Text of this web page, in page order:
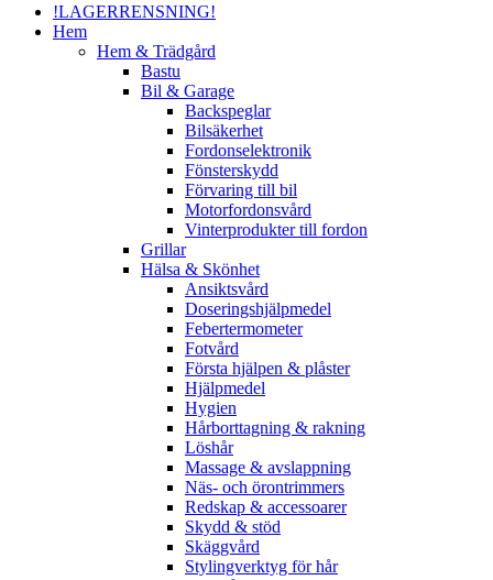
!LAGERRENSNING!
Hem
Hem & Trädgård
Bastu
Bil & Garage
Backspeglar
Bilsäkerhet
Fordonselektronik
Fönsterskydd
Förvaring till bil
Motorfordonsvård
Vinterprodukter till fordon
Grillar
Hälsa & Skönhet
Ansiktsvård
Doseringshjälpmedel
Febertermometer
Fotvård
Första hjälpen & plåster
Hjälpmedel
Hygien
Hårborttagning & rakning
Löshår
Massage & avslappning
Näs- och örontrimmers
Redskap & accessoarer
Skydd & stöd
Skäggvård
Stylingverktyg för hår